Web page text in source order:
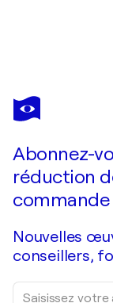
MIROSLAVA LIPOVEC
New Beginning
Abonnez-
réduction
commande
Nouvelles
conseillers,